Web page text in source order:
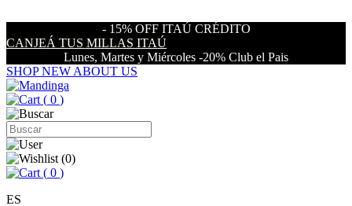
- 15% OFF ITAÚ CRÉDITO
CANJEÁ TUS MILLAS ITAÚ
Lunes, Martes y Miércoles -20% Club el Pais
SHOP NEW ABOUT US
( 0 )
(0)
( 0 )
ES